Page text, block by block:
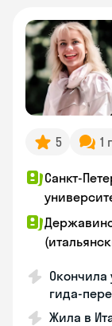
5 1
Санкт-
Окончила
гида-
Жила в